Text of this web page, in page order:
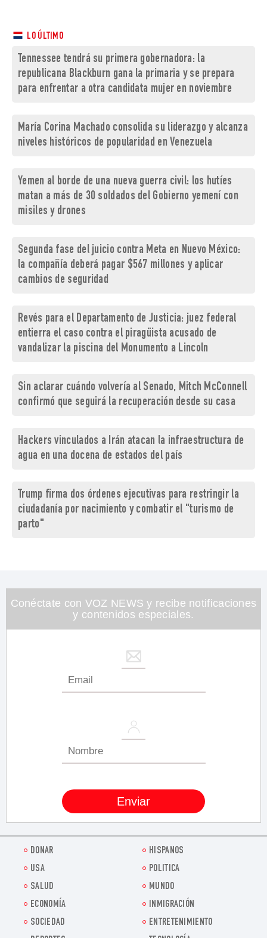
LO ÚLTIMO
Tennessee tendrá su primera gobernadora: la
republicana Blackburn gana la primaria y se prepara
para enfrentar a otra candidata mujer en noviembre
María Corina Machado consolida su liderazgo y alcanza
niveles históricos de popularidad en Venezuela
Yemen al borde de una nueva guerra civil: los hutíes
matan a más de 30 soldados del Gobierno yemení con
misiles y drones
Segunda fase del juicio contra Meta en Nuevo México:
la compañía deberá pagar $567 millones y aplicar
cambios de seguridad
Revés para el Departamento de Justicia: juez federal
entierra el caso contra el piragüista acusado de
vandalizar la piscina del Monumento a Lincoln
Sin aclarar cuándo volvería al Senado, Mitch McConnell
confirmó que seguirá la recuperación desde su casa
Hackers vinculados a Irán atacan la infraestructura de
agua en una docena de estados del país
Trump firma dos órdenes ejecutivas para restringir la
ciudadanía por nacimiento y combatir el "turismo de
parto"
Conéctate con VOZ NEWS y recibe notificaciones
y contenidos especiales.
DONAR
HISPANOS
USA
POLITICA
SALUD
MUNDO
ECONOMÍA
INMIGRACIÓN
SOCIEDAD
ENTRETENIMIENTO